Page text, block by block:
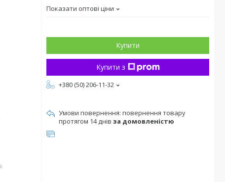
Показати оптові ціни
Купити
Купити з
+380 (50) 206-11-32
повернення товару
протягом 14 днів за домовленістю